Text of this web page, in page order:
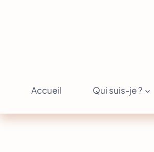
Accueil Qui suis-je ?